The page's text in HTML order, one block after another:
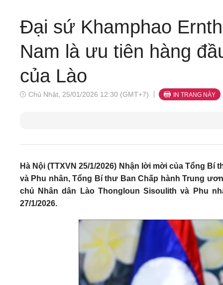
Đại sứ Khamphao
Nam là ưu tiên hàng
của Lào
Chủ Nhật, 25/01/2026 12:30 (GMT+7) IN TRANG NÀY
Hà Nội (TTXVN 25/1/2026) Nhận lời mời của Tổng
và Phu nhân, Tổng Bí thư Ban Chấp hành Trung
chủ Nhân dân Lào Thongloun Sisoulith và Phu
27/1/2026.